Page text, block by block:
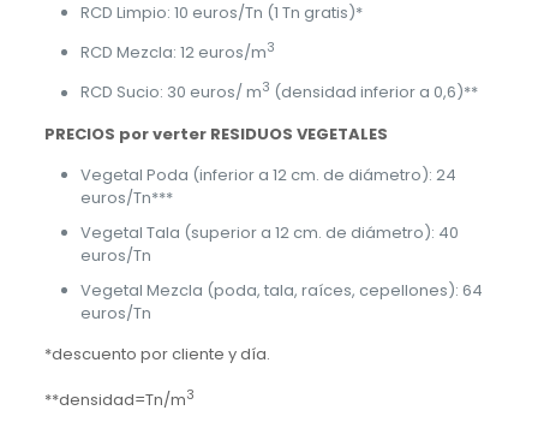
RCD Limpio: 10 euros/Tn (1 Tn gratis)*
RCD Mezcla: 12 euros/m3
RCD Sucio: 30 euros/ m3 (densidad inferior a 0,6)**
PRECIOS por verter RESIDUOS VEGETALES
Vegetal Poda (inferior a 12 cm. de diámetro): 24
euros/Tn***
Vegetal Tala (superior a 12 cm. de diámetro): 40
euros/Tn
Vegetal Mezcla (poda, tala, raíces, cepellones): 64
euros/Tn
*descuento por cliente y día.
**densidad=Tn/m3